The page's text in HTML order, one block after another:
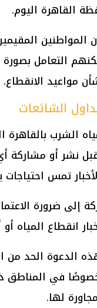
القاهرة اليوم.
المواطنين
التعامل
مواعيد الانقطاع.
الشائعات
الشرب بالقاهرة
نشر أو مشاركة
تمس
إلى ضرورة
انقطاع المياه
الدعوة الحد من
خصوصًا في المناطق
لها.